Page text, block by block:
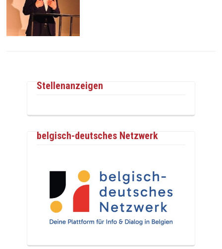
Stellenanzeigen
belgisch-deutsches Netzwerk